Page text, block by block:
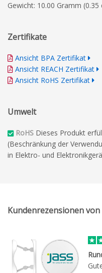
Gewicht: 10.00 Gramm (0.35
Zertifikate
Ansicht BPA Zertifikat
Ansicht REACH Zertifikat
Ansicht RoHS Zertifikat
Umwelt
RoHS Dieses Produkt
(Beschränkung der
in Elektro- und
Kundenrezensionen von